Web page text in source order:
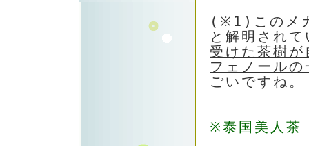
(※1)このメ
と解明され
受けた茶樹
フェノール
ごいですね。
※泰国美人茶